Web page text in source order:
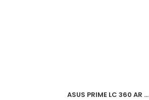
ASUS PRIME LC 360 AR ...